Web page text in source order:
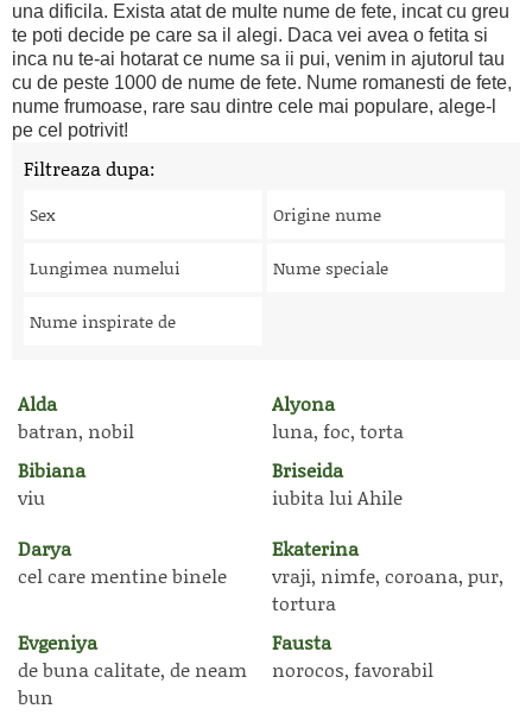
una dificila. Exista atat de multe nume de fete, incat cu greu
te poti decide pe care sa il alegi. Daca vei avea o fetita si
inca nu te-ai hotarat ce nume sa ii pui, venim in ajutorul tau
cu de peste 1000 de nume de fete. Nume romanesti de fete,
nume frumoase, rare sau dintre cele mai populare, alege-l
pe cel potrivit!
Filtreaza dupa:
Sex Origine nume
Lungimea numelui Nume speciale
Nume inspirate de
Alda
batran, nobil
Alyona
luna, foc, torta
Bibiana
viu
Briseida
iubita lui Ahile
Darya
cel care mentine binele
Ekaterina
vraji, nimfe, coroana, pur,
tortura
Evgeniya
de buna calitate, de neam
bun
Fausta
norocos, favorabil